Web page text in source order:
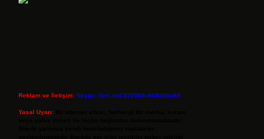
Reklam ve İletişim: Skype: live:.cid.575569c608265c69
Yasal Uyarı: